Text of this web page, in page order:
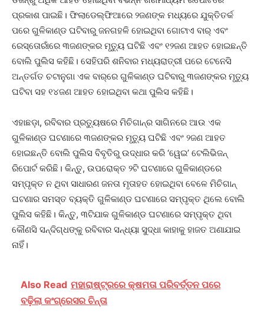
ପ୍ରକାଶ ପାଇଛି। ଫିଲାଡେଲ୍‌ଫିଆରେ ୨ଜଣଙ୍କ ମଧ୍ୟରେ ଯୁକ୍ତିତର୍କ
ପରେ ଗୁଳିକାଣ୍ଡ ଘଟିବାରୁ ଜନଗହଳି ହୋଇଥିବା ଗୋଟାଏ ବାର୍‌ ଏବଂ
ରେସ୍ତୋରାଁରେ ୩ଜଣଙ୍କର ମୃତ୍ୟୁ ଘଟିଛି ଏବଂ ୧୨ଜଣ ଆହତ ହୋଇଛନ୍ତି
ବୋଲି ପୁଲିସ କହିଛି। ସେହିପରି ଶନିବାର ମଧ୍ୟରାତ୍ରୀ ପରେ ଟେନେସି
ଅନ୍ତର୍ଗତ ଚଟାନୁଗା ଏକ ବାର୍‌ରେ ଗୁଳିକାଣ୍ଡ ଘଟିବାରୁ ୩ଜଣଙ୍କର ମୃତ୍ୟୁ
ଘଟିବା ସହ ୧୪ଜଣ ଆହତ ହୋଇଥିବା କଥା ପୁଲିସ କହିଛି।
ଏହାଛଡ଼ା, ରବିବାର ପ୍ରତ୍ୟୁଷରେ ମିଚିଗାନ୍‌ର ସାଗିନରେ ଆଉ ଏକ
ଗୁଳିକାଣ୍ଡ ଘଟଣାରେ ୩ଜଣଙ୍କର ମୃତ୍ୟୁ ଘଟିଛି ଏବଂ ୨ଜଣ ଆହତ
ହୋଇଛନ୍ତି ବୋଲି ପୁଲିସ ବିବୃତିରୁ ଉଦ୍ଧାର କରି ‘ୱେଇ’ ଟେଲିଭିଜନ୍‌
ରିପୋର୍ଟ କରିଛି। କିନ୍ତୁ, ଉପରୋକ୍ତ ୨ଟି ଘଟଣାରେ ଗୁଳିକାଣ୍ଡରେ
ସମ୍ପୃକ୍ତ ନ ଥିବା ସାଧାରଣ ଜନତା ମୃତାହତ ହୋଇଥିବା ବେଳେ ମିଚିଗାନ୍‌
ଘଟଣାର ସମସ୍ତ ବ୍ୟକ୍ତି ଗୁଳିକାଣ୍ଡ ଘଟଣାରେ ସମ୍ପୃକ୍ତ ଥିଲେ ବୋଲି
ପୁଲିସ କହିଛି। କିନ୍ତୁ, ୩ଟିଯାକ ଗୁଳିକାଣ୍ଡ ଘଟଣାରେ ସମ୍ପୃକ୍ତ ଥିବା
କୌଣସି ସନ୍ଦିଗ୍ଧଙ୍କୁ ରବିବାର ସନ୍ଧ୍ୟା ସୁଦ୍ଧା କାହାକୁ ହାଜତ ଅଣାଯାଇ
ନାହିଁ।
Also Read ମହାରାଷ୍ଟ୍ରରେ କ୍ଷମତା ପରିବର୍ତ୍ତନ ପରେ
ବଢ଼ିଲା କଂଗ୍ରେସର ଚିନ୍ତା